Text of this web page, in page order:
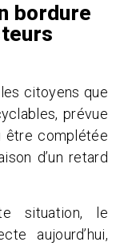
bordure
citoyens que
prévue
être complétée
d’un retard
situation, le
aujourd’hui,